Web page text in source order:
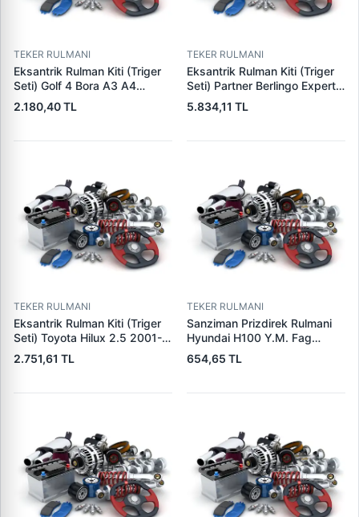
TEKER RULMANI
Eksantrik Rulman Kiti (Triger
Seti) Golf 4 Bora A3 A4
Cordoba Ibiza Toledo Fabia
Octavia 1,6 8V / 16V Akl Bse
OEM 06A198119
2.180,40 TL
TEKER RULMANI
Eksantrik Rulman Kiti (Triger
Seti) Partner Berlingo Expert
Jumpy P806 P205 P405
Boxer Jumper C15 Zx Xantia
XUD9TE) (136 Dis Kayis) <
5.834,11 TL
TEKER RULMANI
Eksantrik Rulman Kiti (Triger
Seti) Toyota Hilux 2.5 2001-
2005 Hilux Vigo 2.5 3.0
2005-> Hiace 2001-2006
GMB VT191711 | OEM
2.751,61 TL
TEKER RULMANI
Sanziman Prizdirek Rulmani
Hyundai H100 Y.M. Fag
8007382RSNR | ZFA 409223
| OEM 43222-4A050 FAG
654,65 TL